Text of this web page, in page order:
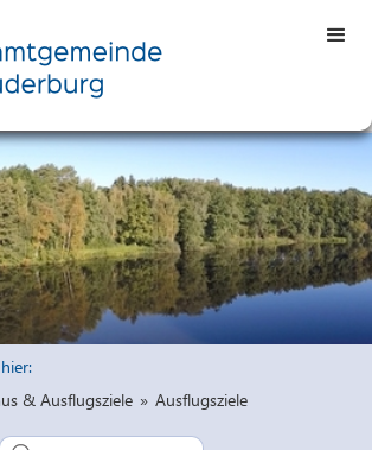
& Ausflugsziele » Ausflugsziele